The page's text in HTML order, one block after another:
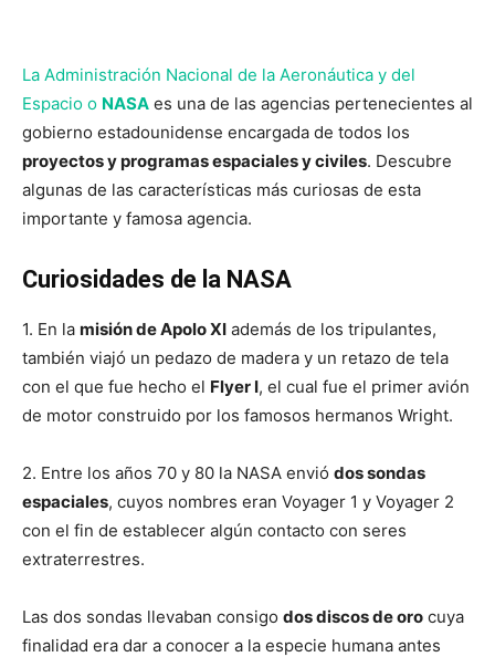
La Administración Nacional de la Aeronáutica y del
Espacio o NASA es una de las agencias pertenecientes al
gobierno estadounidense encargada de todos los
proyectos y programas espaciales y civiles. Descubre
algunas de las características más curiosas de esta
importante y famosa agencia.
Curiosidades de la NASA
1. En la misión de Apolo XI además de los tripulantes,
también viajó un pedazo de madera y un retazo de tela
con el que fue hecho el Flyer I, el cual fue el primer avión
de motor construido por los famosos hermanos Wright.
2. Entre los años 70 y 80 la NASA envió dos sondas
espaciales, cuyos nombres eran Voyager 1 y Voyager 2
con el fin de establecer algún contacto con seres
extraterrestres.
Las dos sondas llevaban consigo dos discos de oro cuya
finalidad era dar a conocer a la especie humana antes